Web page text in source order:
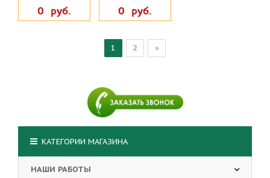
0 руб. 0 руб.
1 2 »
КАТЕГОРИИ МАГАЗИНА
НАШИ РАБОТЫ